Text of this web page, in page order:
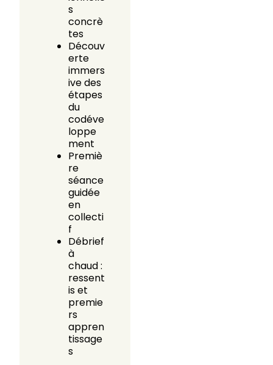
s
concrè
tes
Découv
erte
immers
ive des
étapes
du
codéve
loppe
ment
Premiè
re
séance
guidée
en
collecti
f
Débrief
à
chaud :
ressent
is et
premie
rs
appren
tissage
s